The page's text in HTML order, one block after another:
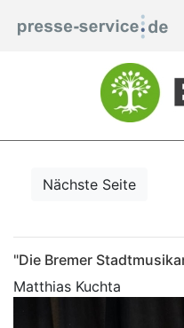
Nächste Seite
"Die Bremer
Matthias Kuchta